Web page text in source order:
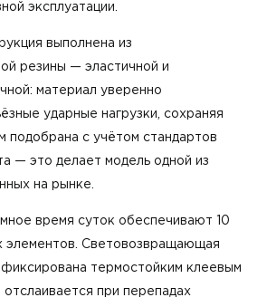
эксплуатации.
выполнена из
резины — эластичной и
материал уверенно
ударные нагрузки, сохраняя
подобрана с учётом стандартов
— это делает модель одной из
на рынке.
время суток обеспечивают 10
Световозвращающая
термостойким клеевым
при перепадах